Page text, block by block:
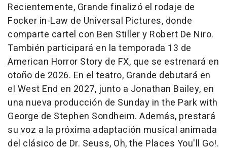
Recientemente, Grande finalizó el rodaje de
Focker in-Law de Universal Pictures, donde
comparte cartel con Ben Stiller y Robert De Niro.
También participará en la temporada 13 de
American Horror Story de FX, que se estrenará en
otoño de 2026. En el teatro, Grande debutará en
el West End en 2027, junto a Jonathan Bailey, en
una nueva producción de Sunday in the Park with
George de Stephen Sondheim. Además, prestará
su voz a la próxima adaptación musical animada
del clásico de Dr. Seuss, Oh, the Places You'll Go!.